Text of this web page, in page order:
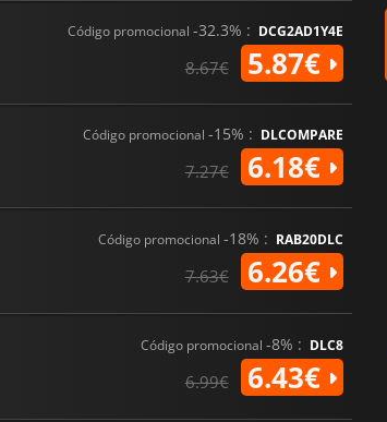
Código promocional -32.3% : DCG2AD1Y4E
8.67€ 5.87€
Código promocional -15% : DLCOMPARE
7.27€ 6.18€
Código promocional -18% : RAB20DLC
7.63€ 6.26€
Código promocional -8% : DLC8
6.99€ 6.43€